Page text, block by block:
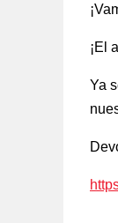
¡El
Ya